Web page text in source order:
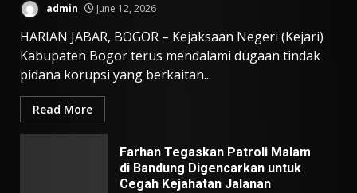
admin June 12, 2026
HARIAN JABAR, BOGOR – Kejaksaan Negeri (Kejari)
Kabupaten Bogor terus mendalami dugaan tindak
pidana korupsi yang berkaitan...
Read More
Farhan Tegaskan Patroli Malam
di Bandung Digencarkan untuk
Cegah Kejahatan Jalanan